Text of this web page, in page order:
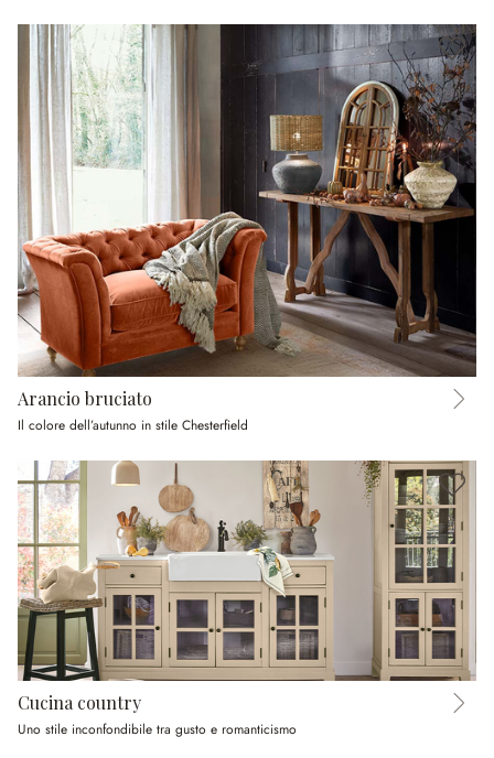
Arancio bruciato
Il colore dell’autunno in stile Chesterfield
Cucina country
Uno stile inconfondibile tra gusto e romanticismo